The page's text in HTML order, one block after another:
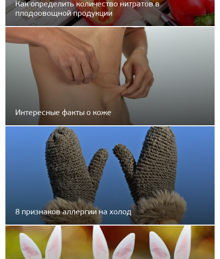
Как определить количество нитратов в
плодоовощной продукции
Интересные факты о коже
8 признаков аллергии на холод